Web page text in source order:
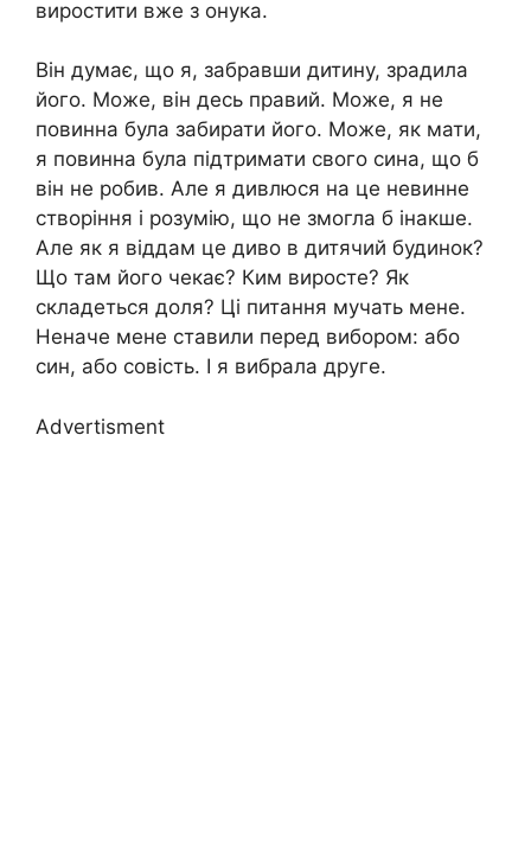
виростити вже з онука.
Він думає, що я, забравши дитину, зрадила
його. Може, він десь правий. Може, я не
повинна була забирати його. Може, як мати,
я повинна була підтримати свого сина, що б
він не робив. Але я дивлюся на це невинне
створіння і розумію, що не змогла б інакше.
Але як я віддам це диво в дитячий будинок?
Що там його чекає? Ким виросте? Як
складеться доля? Ці питання мучать мене.
Неначе мене ставили перед вибором: або
син, або совість. І я вибрала друге.
Advertisment